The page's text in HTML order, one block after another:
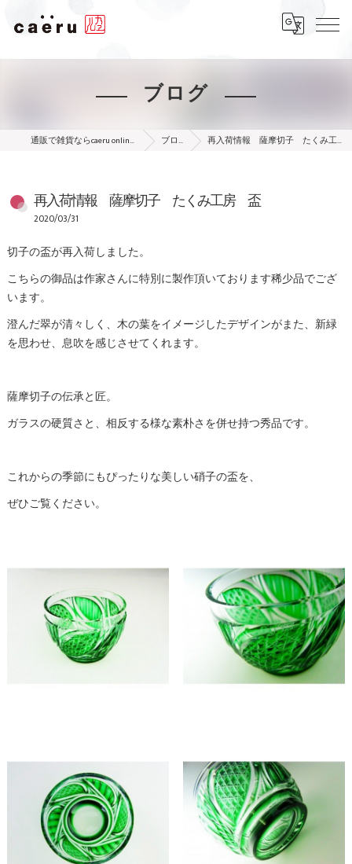
ブログ
通販で雑貨ならcaeru online shop ブログ 再入荷情報 薩摩切子 たくみ工房 盃
再入荷情報 薩摩切子 たくみ工房 盃
2020/03/31
切子の盃が再入荷しました。
こちらの御品は作家さんに特別に製作頂いております稀少品でござ
います。
澄んだ翠が清々しく、木の葉をイメージしたデザインがまた、新緑
を思わせ、息吹を感じさせてくれます。
薩摩切子の伝承と匠。
ガラスの硬質さと、相反する様な素朴さを併せ持つ秀品です。
これからの季節にもぴったりな美しい硝子の盃を、
ぜひご覧ください。